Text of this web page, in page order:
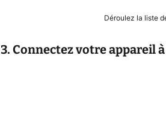
Déroulez la liste
3. Connectez votre appareil